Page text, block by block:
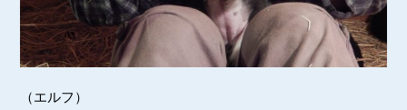
（エルフ）